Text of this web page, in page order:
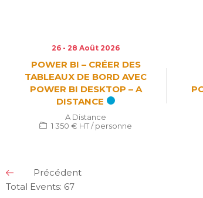
26 - 28 Août 2026
POWER BI – CRÉER DES
TABLEAUX DE BORD AVEC
POWER BI DESKTOP – A
DISTANCE
A Distance
1 350 € HT / personne
Précédent
Total Events: 67